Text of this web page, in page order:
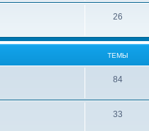
26
ТЕМЫ
84
33